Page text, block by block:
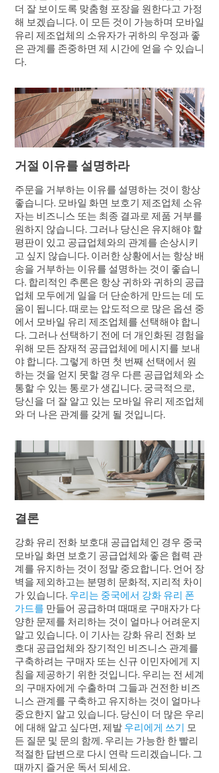
더 잘 보이도록 맞춤형 포장을 원한다고 가정
해 보겠습니다. 이 모든 것이 가능하며 모바일
유리 제조업체의 소유자가 귀하의 우정과 좋
은 관계를 존중하면 제 시간에 얻을 수 있습니
다.
거절 이유를 설명하라
주문을 거부하는 이유를 설명하는 것이 항상
좋습니다. 모바일 화면 보호기 제조업체 소유
자는 비즈니스 또는 최종 결과로 제품 거부를
원하지 않습니다. 그러나 당신은 유지해야 할
평판이 있고 공급업체와의 관계를 손상시키
고 싶지 않습니다. 이러한 상황에서는 항상 배
송을 거부하는 이유를 설명하는 것이 좋습니
다. 합리적인 추론은 항상 귀하와 귀하의 공급
업체 모두에게 일을 더 단순하게 만드는 데 도
움이 됩니다.때로는 압도적으로 많은 옵션 중
에서 모바일 유리 제조업체를 선택해야 합니
다. 그러나 선택하기 전에 더 개인화된 경험을
위해 모든 잠재적 공급업체에 메시지를 보내
야 합니다. 그렇게 하면 첫 번째 선택에서 원
하는 것을 얻지 못할 경우 다른 공급업체와 소
통할 수 있는 통로가 생깁니다. 궁극적으로,
당신을 더 잘 알고 있는 모바일 유리 제조업체
와 더 나은 관계를 갖게 될 것입니다.
결론
강화 유리 전화 보호대 공급업체인 경우 중국
모바일 화면 보호기 공급업체와 좋은 협력 관
계를 유지하는 것이 정말 중요합니다. 언어 장
벽을 제외하고는 분명히 문화적, 지리적 차이
가 있습니다. 우리는 중국에서 강화 유리 폰
가드를 만들어 공급하며 때때로 구매자가 다
양한 문제를 처리하는 것이 얼마나 어려운지
알고 있습니다. 이 기사는 강화 유리 전화 보
호대 공급업체와 장기적인 비즈니스 관계를
구축하려는 구매자 또는 신규 이민자에게 지
침을 제공하기 위한 것입니다. 우리는 전 세계
의 구매자에게 수출하며 그들과 건전한 비즈
니스 관계를 구축하고 유지하는 것이 얼마나
중요한지 알고 있습니다. 당신이 더 많은 우리
에 대해 알고 싶다면, 제발 우리에게 쓰기 모
든 질문 및 문의 함께. 우리는 가능한 한 빨리
적절한 답변으로 다시 연락 드리겠습니다. 그
때까지 즐거운 독서 되세요.